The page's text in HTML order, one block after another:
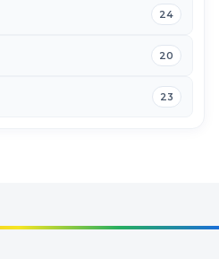
24
20
23